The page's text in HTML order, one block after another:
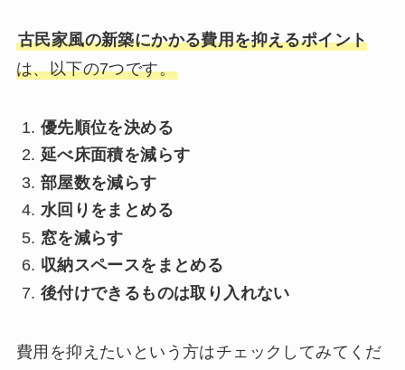
古民家風の新築にかかる費用を抑えるポイント
は、以下の7つです。
優先順位を決める
延べ床面積を減らす
部屋数を減らす
水回りをまとめる
窓を減らす
収納スペースをまとめる
後付けできるものは取り入れない
費用を抑えたいという方はチェックしてみてくだ